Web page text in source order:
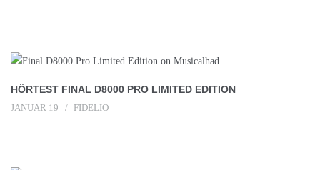
HÖRTEST FINAL D8000 PRO LIMITED EDITION
JANUAR 19 FIDELIO